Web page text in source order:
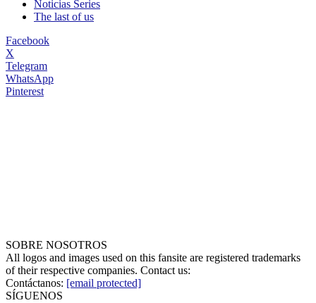
Noticias Series
The last of us
Facebook
X
Telegram
WhatsApp
Pinterest
SOBRE NOSOTROS
All logos and images used on this fansite are registered trademarks
of their respective companies. Contact us:
Contáctanos: [email protected]
SÍGUENOS